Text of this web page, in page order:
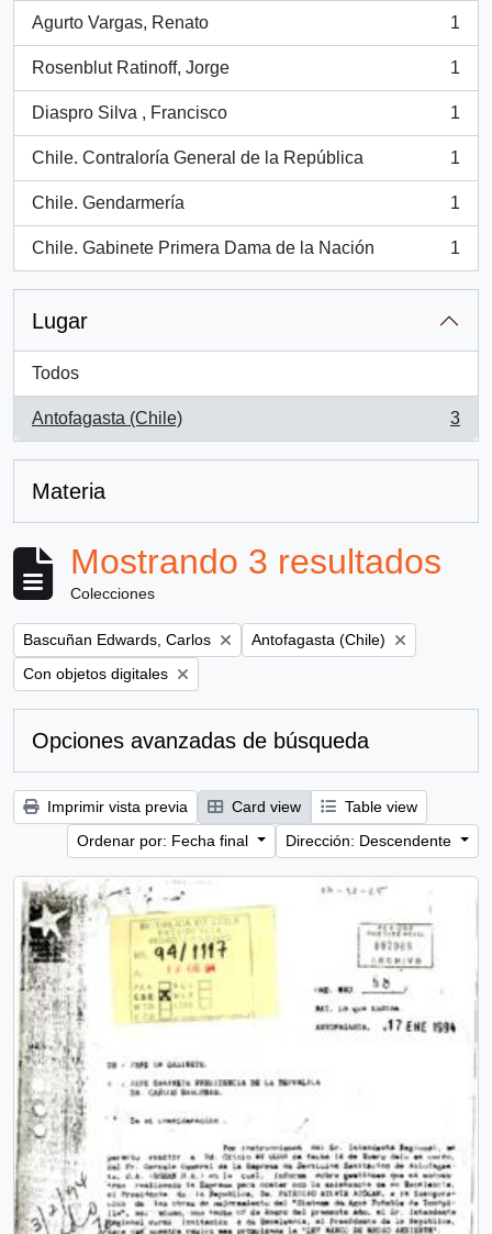
Agurto Vargas, Renato
, 1 resultados
1
Rosenblut Ratinoff, Jorge
, 1 resultados
1
Diaspro Silva , Francisco
, 1 resultados
1
Chile. Contraloría General de la República
, 1 resultados
1
Chile. Gendarmería
, 1 resultados
1
Chile. Gabinete Primera Dama de la Nación
, 1 resultados
1
Lugar
Todos
Antofagasta (Chile)
, 3 resultados
3
Materia
Mostrando 3 resultados
Colecciones
Remove filter:
Bascuñan Edwards, Carlos Remove filter:
Antofagasta (Chile)
Remove filter:
Con objetos digitales
Opciones avanzadas de búsqueda
Imprimir vista previa Card view
Table view
Ordenar por: Fecha final
Dirección: Descendente